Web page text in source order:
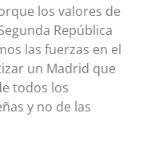
los valores de
República
las fuerzas en el
un Madrid que
todos los
y no de las